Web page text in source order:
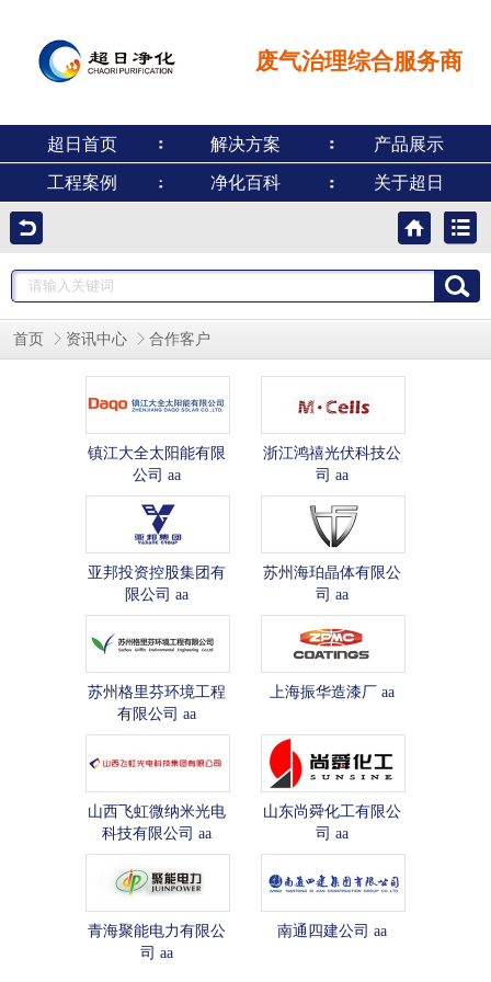
废气治理综合服务商
超日首页 解决方案 产品展示
工程案例 净化百科 关于超日
首页 资讯中心 合作客户
镇江大全太阳能有限
公司 aa
浙江鸿禧光伏科技公
司 aa
亚邦投资控股集团有
限公司 aa
苏州海珀晶体有限公
司 aa
苏州格里芬环境工程
有限公司 aa
上海振华造漆厂 aa
山西飞虹微纳米光电
科技有限公司 aa
山东尚舜化工有限公
司 aa
青海聚能电力有限公
司 aa
南通四建公司 aa